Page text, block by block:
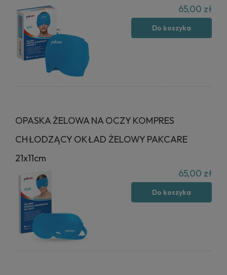
65,00 zł
Do koszyka
OPASKA ŻELOWA NA OCZY KOMPRES
CHŁODZĄCY OKŁAD ŻELOWY PAKCARE
21x11cm
65,00 zł
Do koszyka